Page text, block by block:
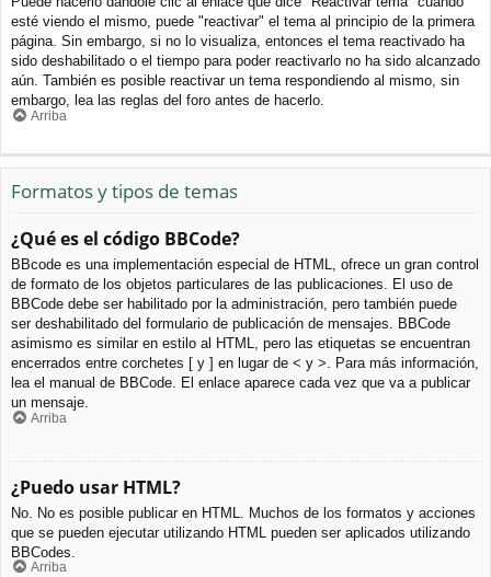
esté viendo el mismo, puede "reactivar" el tema al principio de la primera
página. Sin embargo, si no lo visualiza, entonces el tema reactivado ha
sido deshabilitado o el tiempo para poder reactivarlo no ha sido alcanzado
aún. También es posible reactivar un tema respondiendo al mismo, sin
embargo, lea las reglas del foro antes de hacerlo.
Arriba
Formatos y tipos de temas
¿Qué es el código BBCode?
BBcode es una implementación especial de HTML, ofrece un gran control
de formato de los objetos particulares de las publicaciones. El uso de
BBCode debe ser habilitado por la administración, pero también puede
ser deshabilitado del formulario de publicación de mensajes. BBCode
asimismo es similar en estilo al HTML, pero las etiquetas se encuentran
encerrados entre corchetes [ y ] en lugar de < y >. Para más información,
lea el manual de BBCode. El enlace aparece cada vez que va a publicar
un mensaje.
Arriba
¿Puedo usar HTML?
No. No es posible publicar en HTML. Muchos de los formatos y acciones
que se pueden ejecutar utilizando HTML pueden ser aplicados utilizando
BBCodes.
Arriba